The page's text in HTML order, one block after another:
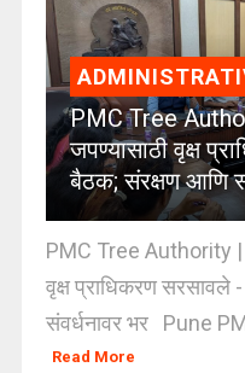
PMC Tree
जपण्यासाठी वृक्ष
बैठक; संरक्षण आणि
PMC Tree Authority |
वृक्ष प्राधिकरण सरसावले
संवर्धनावर भर Pune
Read More